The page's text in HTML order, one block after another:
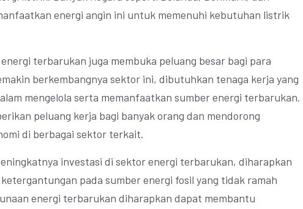
energi angin ini untuk memenuhi kebutuhan listrik
terbarukan juga membuka peluang besar bagi para
berkembangnya sektor ini, dibutuhkan tenaga kerja yang
mengelola serta memanfaatkan sumber energi terbarukan.
peluang kerja bagi banyak orang dan mendorong
di berbagai sektor terkait.
investasi di sektor energi terbarukan, diharapkan
pada sumber energi fosil yang tidak ramah
energi terbarukan diharapkan dapat membantu